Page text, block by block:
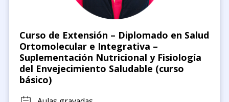
Curso de Extensión – Diplomado en Salud
Ortomolecular e Integrativa –
Suplementación Nutricional y Fisiología
del Envejecimiento Saludable (curso
básico)